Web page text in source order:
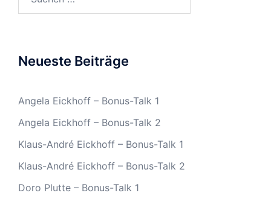
Neueste Beiträge
Angela Eickhoff – Bonus-Talk 1
Angela Eickhoff – Bonus-Talk 2
Klaus-André Eickhoff – Bonus-Talk 1
Klaus-André Eickhoff – Bonus-Talk 2
Doro Plutte – Bonus-Talk 1